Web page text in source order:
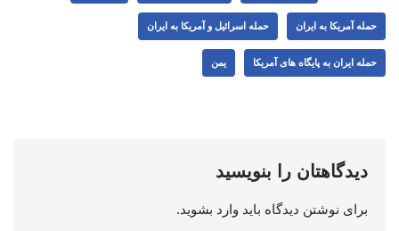
حمله آمریکا به ایران حمله اسرائیل و آمریکا به ایران
حمله ایران به پایگاه های آمریکا یمن
دیدگاهتان را بنویسید
برای نوشتن دیدگاه باید وارد بشوید.